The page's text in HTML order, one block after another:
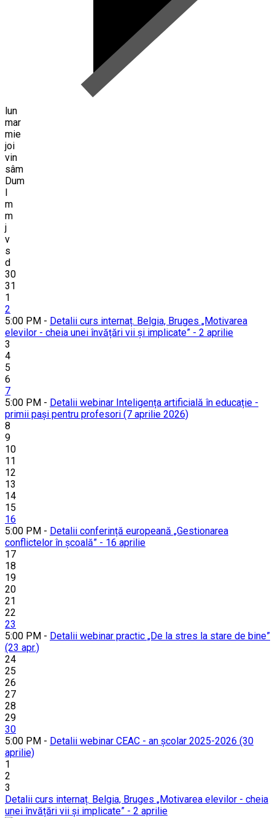
lun
mar
mie
joi
vin
sâm
Dum
m
m
j
v
s
d
30
31
1
2
5:00 PM - Detalii curs internaț. Belgia, Bruges „Motivarea
elevilor - cheia unei învățări vii și implicate” - 2 aprilie
3
4
5
6
7
5:00 PM - Detalii webinar Inteligența artificială în educație -
primii pași pentru profesori (7 aprilie 2026)
8
9
10
11
12
13
14
15
16
5:00 PM - Detalii conferință europeană „Gestionarea
conflictelor în școală” - 16 aprilie
17
18
19
20
21
22
23
5:00 PM - Detalii webinar practic „De la stres la stare de bine”
(23 apr.)
24
25
26
27
28
29
30
5:00 PM - Detalii webinar CEAC - an școlar 2025-2026 (30
aprilie)
1
2
3
Detalii curs internaț. Belgia, Bruges „Motivarea elevilor - cheia
unei învățări vii și implicate” - 2 aprilie